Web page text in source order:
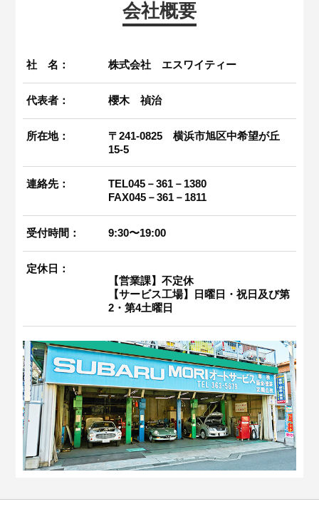
会社概要
社 名： 株式会社 エスワイティー
代表者： 櫻木 禎治
所在地：
〒241-0825 横浜市旭区中希望が丘
15-5
連絡先：
TEL045－361－1380
FAX045－361－1811
受付時間： 9:30〜19:00
定休日：
【営業課】不定休
【サービス工場】日曜日・祝日及び第
2・第4土曜日